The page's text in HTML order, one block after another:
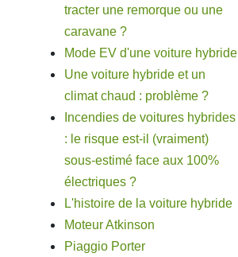
tracter une remorque ou une
caravane ?
Mode EV d'une voiture hybride
Une voiture hybride et un
climat chaud : problème ?
Incendies de voitures hybrides
: le risque est-il (vraiment)
sous-estimé face aux 100%
électriques ?
L'histoire de la voiture hybride
Moteur Atkinson
Piaggio Porter